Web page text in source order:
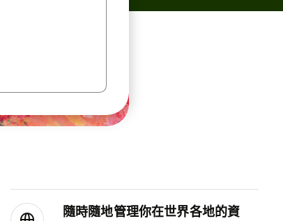
隨時隨地管理你在世界各地的資